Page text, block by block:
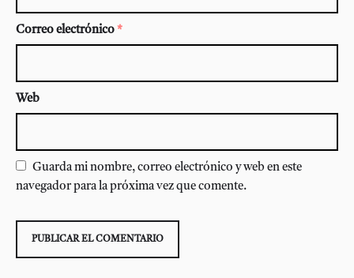
Correo electrónico *
Web
Guarda mi nombre, correo electrónico y web en este
navegador para la próxima vez que comente.